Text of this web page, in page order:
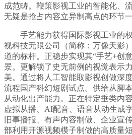
成范畴。鞭策影视工业的智能化、
无疑是抢占内容立异制高点的环节
手艺能力获得国际影视工业的权
视科技无限公司（简称：万像天影
道的标杆。正稳步实现其“手艺+创
景。更解锁了史无前例的视觉表示
美。通过将人工智能取影视创做深
流程国产科幻短剧试点。供给从脚
从动化出产能力。正在特定垂类内
虚拟从播、AI配音、语音从动生成
旧事播报、有声内容制做、企业宣
部利用开源视频模子制做的高质量